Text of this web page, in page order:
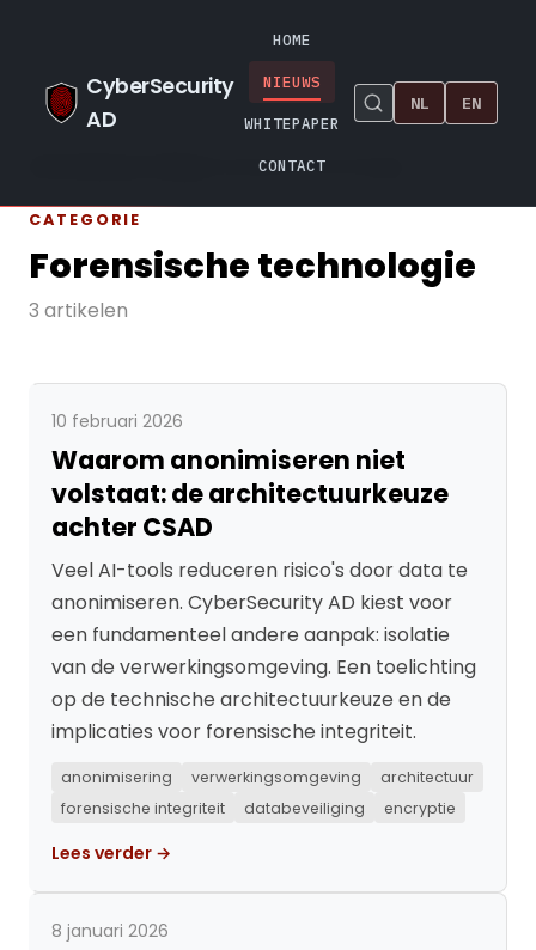
CyberSecurity
AD
HOME
NIEUWS
WHITEPAPER
CONTACT
NL EN
Forensische technologie
CATEGORIE
Forensische technologie
3 artikelen
10 februari 2026
Waarom anonimiseren niet
volstaat: de architectuurkeuze
achter CSAD
Veel AI-tools reduceren risico's door data te
anonimiseren. CyberSecurity AD kiest voor
een fundamenteel andere aanpak: isolatie
van de verwerkingsomgeving. Een toelichting
op de technische architectuurkeuze en de
implicaties voor forensische integriteit.
anonimisering verwerkingsomgeving
architectuur
forensische integriteit
databeveiliging encryptie
Lees verder →
8 januari 2026